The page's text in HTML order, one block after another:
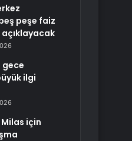
peşe faiz
açıklayacak
gece
ilgi
için